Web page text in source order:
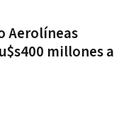
Aerolíneas
millones a